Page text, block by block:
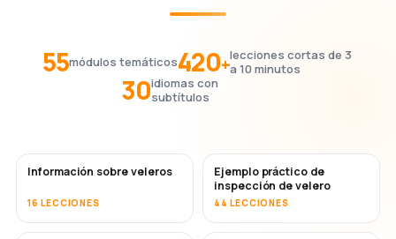
55módulos temáticos420+lecciones cortas de 3
a 10 minutos
30idiomas con
subtítulos
Información sobre veleros
16 LECCIONES
Ejemplo práctico de
inspección de velero
44 LECCIONES